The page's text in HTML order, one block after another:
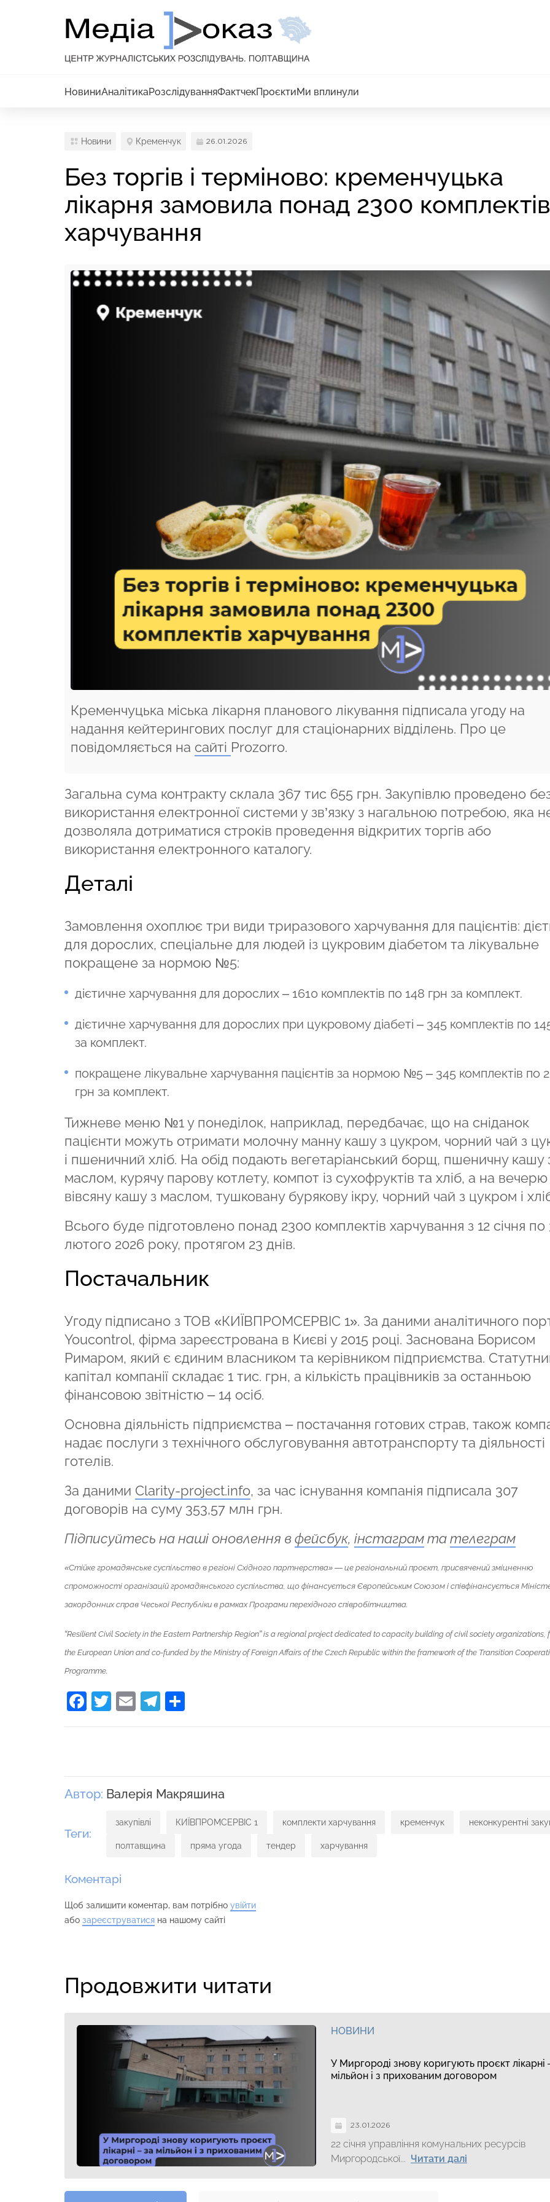
НовиниАналітикаРозслідуванняФактчекПроєктиМи вплинули
Новини Кременчук 26.01.2026
Без торгів і терміново: кременчуцька
лікарня замовила понад 2300 комплектів
харчування
Кременчуцька міська лікарня планового лікування підписала угоду на
надання кейтерингових послуг для стаціонарних відділень. Про це
повідомляється на сайті Prozorro.
Загальна сума контракту склала 367 тис 655 грн. Закупівлю проведено
використання електронної системи у зв’язку з нагальною потребою, яка
дозволяла дотриматися строків проведення відкритих торгів або
використання електронного каталогу.
Деталі
Замовлення охоплює три види триразового харчування для пацієнтів:
для дорослих, спеціальне для людей із цукровим діабетом та лікувальне
покращене за нормою №5:
дієтичне харчування для дорослих – 1610 комплектів по 148 грн за комплект.
дієтичне харчування для дорослих при цукровому діабеті – 345 комплектів по
за комплект.
покращене лікувальне харчування пацієнтів за нормою №5 – 345 комплектів по
грн за комплект.
Тижневе меню №1 у понеділок, наприклад, передбачає, що на сніданок
пацієнти можуть отримати молочну манну кашу з цукром, чорний чай з
і пшеничний хліб. На обід подають вегетаріанський борщ, пшеничну кашу
маслом, курячу парову котлету, компот із сухофруктів та хліб, а на
вівсяну кашу з маслом, тушковану бурякову ікру, чорний чай з цукром і
Всього буде підготовлено понад 2300 комплектів харчування з 12 січня по
лютого 2026 року, протягом 23 днів.
Постачальник
Угоду підписано з ТОВ «КИЇВПРОМСЕРВІС 1». За даними аналітичного
Youcontrol, фірма зареєстрована в Києві у 2015 році. Заснована Борисом
Римаром, який є єдиним власником та керівником підприємства.
капітал компанії складає 1 тис. грн, а кількість працівників за останньою
фінансовою звітністю – 14 осіб.
Основна діяльність підприємства – постачання готових страв, також
надає послуги з технічного обслуговування автотранспорту та діяльності
готелів.
За даними Сlarity-project.info, за час існування компанія підписала 307
договорів на суму 353,57 млн грн.
Підписуйтесь на наші оновлення вфейсбук, інстаграмтателеграм
«Стійке громадянське суспільство в регіоні Східного партнерства» — це регіональний проєкт, присвячений зміцненню
спроможності організацій громадянського суспільства, що фінансується Європейським Союзом і співфінансується
закордонних справ Чеської Республіки в рамках Програми перехідного співробітництва.
“Resilient Civil Society in the Eastern Partnership Region” is a regional project dedicated to capacity building of civil society organizations,
the European Union and co-funded by the Ministry of Foreign Affairs of the Czech Republic within the framework of the Transition
Programme.
Facebook
Twitter
EmailTelegram
Поділитися
Автор: Валерія Макряшина
Теги:
закупівлі КИЇВПРОМСЕРВІС 1 комплекти харчування кременчук неконкурентні
полтавщина пряма угода тендер харчування
Коментарі
Щоб залишити коментар, вам потрібно увійти
або зареєструватисяна нашому сайті
Продовжити читати
НОВИНИ
У Миргороді знову коригують проєкт лікарні
мільйон і з прихованим договором
23.01.2026
22 січня управління комунальних ресурсів
Миргородської... Читати далі